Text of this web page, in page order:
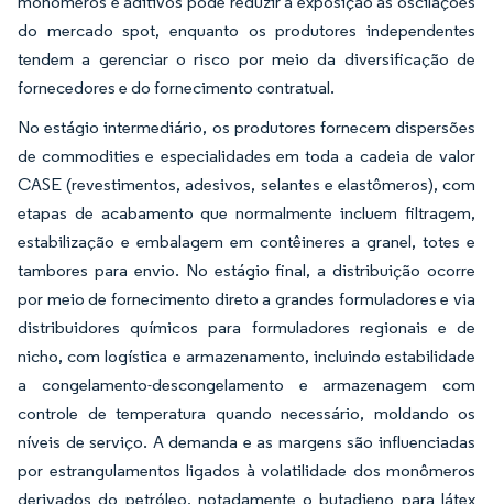
do mercado spot, enquanto os produtores independentes
tendem a gerenciar o risco por meio da diversificação de
fornecedores e do fornecimento contratual.
No estágio intermediário, os produtores fornecem dispersões
de commodities e especialidades em toda a cadeia de valor
CASE (revestimentos, adesivos, selantes e elastômeros), com
etapas de acabamento que normalmente incluem filtragem,
estabilização e embalagem em contêineres a granel, totes e
tambores para envio. No estágio final, a distribuição ocorre
por meio de fornecimento direto a grandes formuladores e via
distribuidores químicos para formuladores regionais e de
nicho, com logística e armazenamento, incluindo estabilidade
a congelamento-descongelamento e armazenagem com
controle de temperatura quando necessário, moldando os
níveis de serviço. A demanda e as margens são influenciadas
por estrangulamentos ligados à volatilidade dos monômeros
derivados do petróleo, notadamente o butadieno para látex